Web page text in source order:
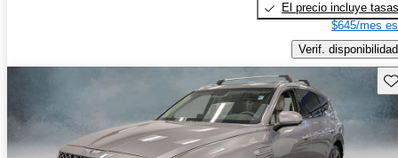
El precio incluye tasas
$645/mes
Verif. disponibilidad